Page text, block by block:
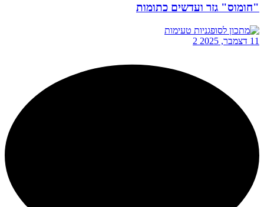
"חומוס" גזר ועדשים כתומות
11 דצמבר, 2025 2